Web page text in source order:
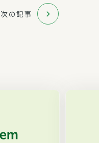
次の記事